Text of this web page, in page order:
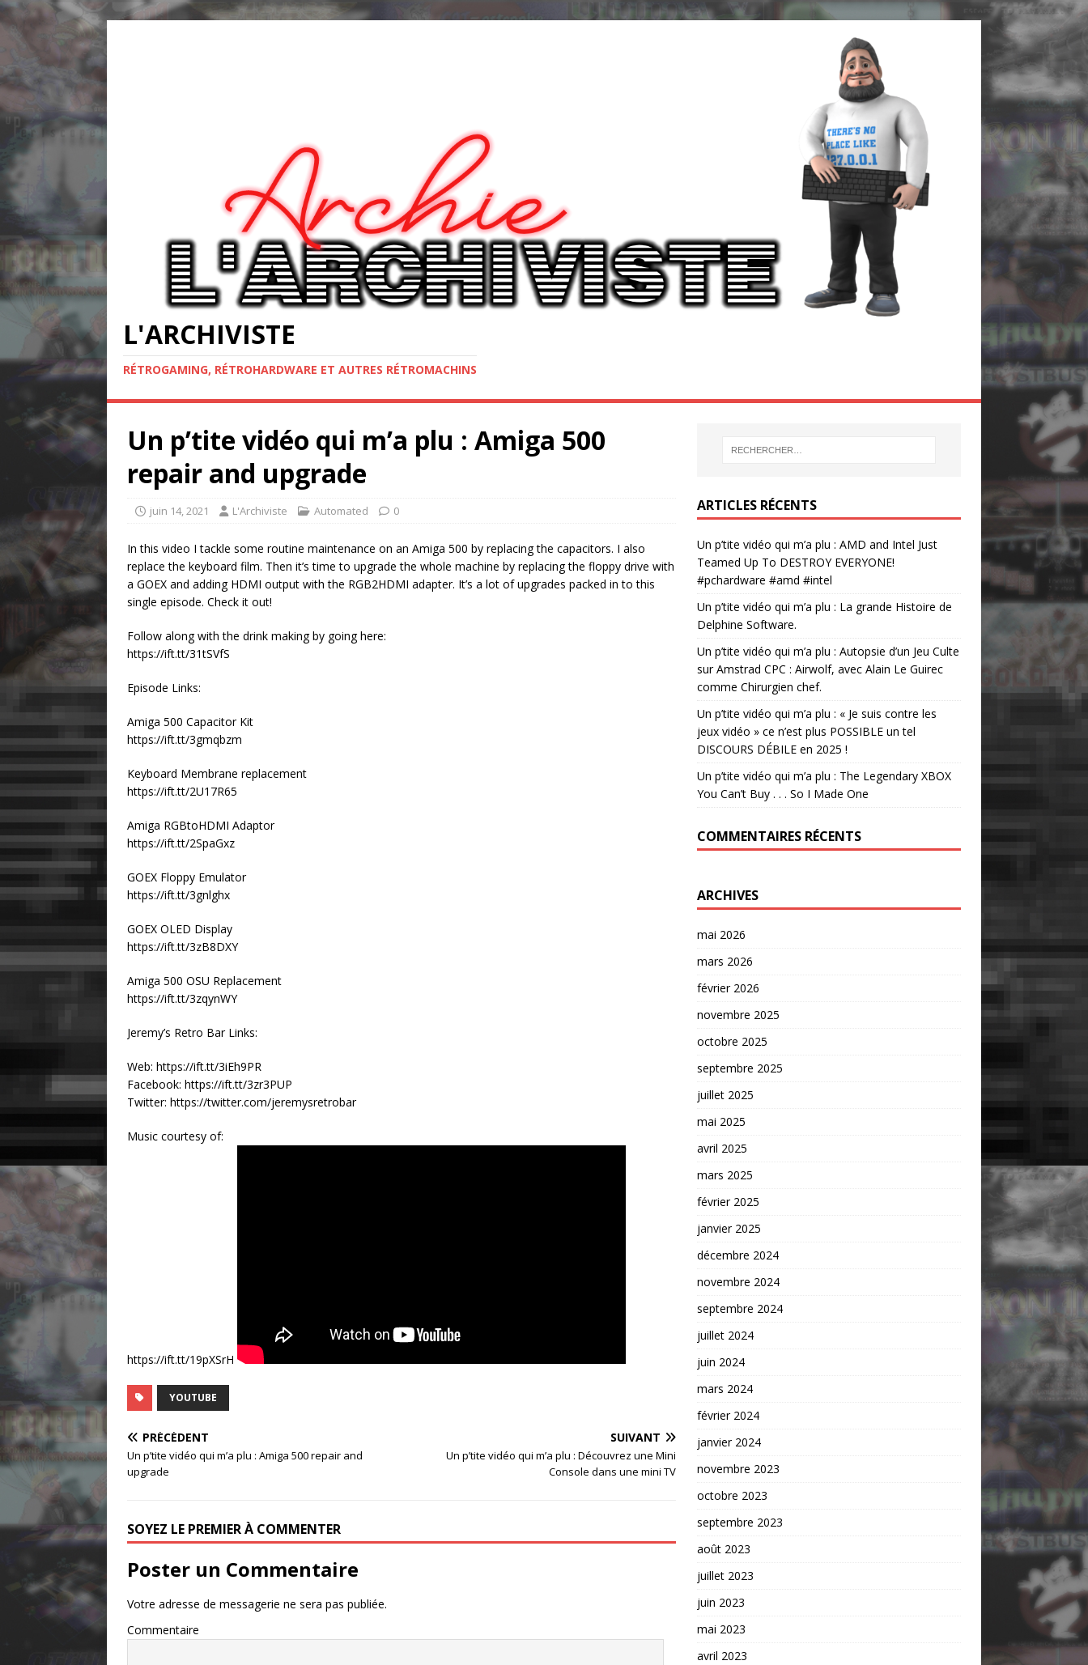
L'ARCHIVISTE
RÉTROGAMING, RÉTROHARDWARE ET AUTRES RÉTROMACHINS
Un p’tite vidéo qui m’a plu : Amiga 500
repair and upgrade
juin 14, 2021 L'Archiviste Automated 0
In this video I tackle some routine maintenance on an Amiga 500 by replacing the capacitors. I also
replace the keyboard film. Then it’s time to upgrade the whole machine by replacing the floppy drive with
a GOEX and adding HDMI output with the RGB2HDMI adapter. It’s a lot of upgrades packed in to this
single episode. Check it out!
Follow along with the drink making by going here:
https://ift.tt/31tSVfS
Episode Links:
Amiga 500 Capacitor Kit
https://ift.tt/3gmqbzm
Keyboard Membrane replacement
https://ift.tt/2U17R65
Amiga RGBtoHDMI Adaptor
https://ift.tt/2SpaGxz
GOEX Floppy Emulator
https://ift.tt/3gnlghx
GOEX OLED Display
https://ift.tt/3zB8DXY
Amiga 500 OSU Replacement
https://ift.tt/3zqynWY
Jeremy’s Retro Bar Links:
Web: https://ift.tt/3iEh9PR
Facebook: https://ift.tt/3zr3PUP
Twitter: https://twitter.com/jeremysretrobar
Music courtesy of:
https://ift.tt/19pXSrH
YOUTUBE
PRÉCÉDENT
Un p’tite vidéo qui m’a plu : Amiga 500 repair and
upgrade
SUIVANT
Un p’tite vidéo qui m’a plu : Découvrez une Mini
Console dans une mini TV
SOYEZ LE PREMIER À COMMENTER
Poster un Commentaire
Votre adresse de messagerie ne sera pas publiée.
Commentaire
ARTICLES RÉCENTS
Un p’tite vidéo qui m’a plu : AMD and Intel Just
Teamed Up To DESTROY EVERYONE!
#pchardware #amd #intel
Un p’tite vidéo qui m’a plu : La grande Histoire de
Delphine Software.
Un p’tite vidéo qui m’a plu : Autopsie d’un Jeu Culte
sur Amstrad CPC : Airwolf, avec Alain Le Guirec
comme Chirurgien chef.
Un p’tite vidéo qui m’a plu : « Je suis contre les
jeux vidéo » ce n’est plus POSSIBLE un tel
DISCOURS DÉBILE en 2025 !
Un p’tite vidéo qui m’a plu : The Legendary XBOX
You Can’t Buy . . . So I Made One
COMMENTAIRES RÉCENTS
ARCHIVES
mai 2026
mars 2026
février 2026
novembre 2025
octobre 2025
septembre 2025
juillet 2025
mai 2025
avril 2025
mars 2025
février 2025
janvier 2025
décembre 2024
novembre 2024
septembre 2024
juillet 2024
juin 2024
mars 2024
février 2024
janvier 2024
novembre 2023
octobre 2023
septembre 2023
août 2023
juillet 2023
juin 2023
mai 2023
avril 2023